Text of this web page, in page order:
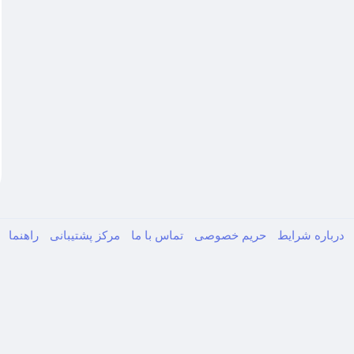
درباره شرایط حریم خصوصی تماس با ما مرکز پشتیبانی راهنما